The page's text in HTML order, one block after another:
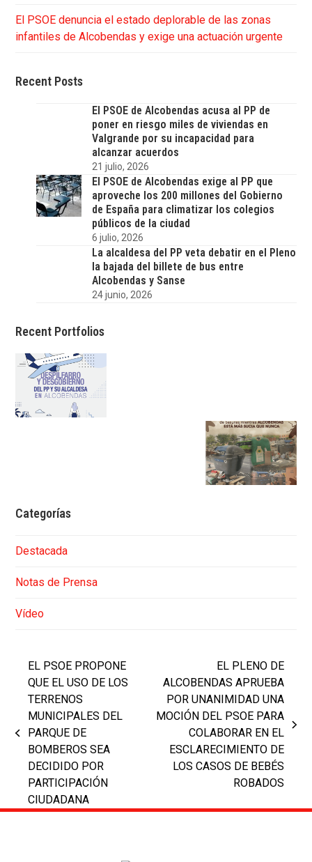
El PSOE denuncia el estado deplorable de las zonas
infantiles de Alcobendas y exige una actuación urgente
Recent Posts
El PSOE de Alcobendas acusa al PP de
poner en riesgo miles de viviendas en
Valgrande por su incapacidad para
alcanzar acuerdos
21 julio, 2026
El PSOE de Alcobendas exige al PP que
aproveche los 200 millones del Gobierno
de España para climatizar los colegios
públicos de la ciudad
6 julio, 2026
La alcaldesa del PP veta debatir en el Pleno
la bajada del billete de bus entre
Alcobendas y Sanse
24 junio, 2026
Recent Portfolios
Categorías
Destacada
Notas de Prensa
Vídeo
previous
post:
EL PSOE PROPONE
QUE EL USO DE LOS
TERRENOS
MUNICIPALES DEL
PARQUE DE
BOMBEROS SEA
DECIDIDO POR
PARTICIPACIÓN
CIUDADANA
post:
EL PLENO DE
ALCOBENDAS APRUEBA
POR UNANIMIDAD UNA
MOCIÓN DEL PSOE PARA
COLABORAR EN EL
ESCLARECIMIENTO DE
LOS CASOS DE BEBÉS
ROBADOS